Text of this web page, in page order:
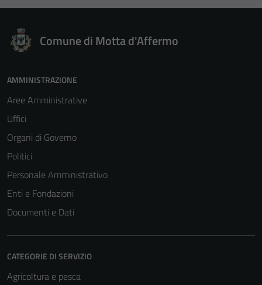
Comune di Motta d'Affermo
AMMINISTRAZIONE
Aree Amministrative
Uffici
Organi di Governo
Politici
Personale Amministrativo
Enti e Fondazioni
Documenti e Dati
CATEGORIE DI SERVIZIO
Agricoltura e pesca